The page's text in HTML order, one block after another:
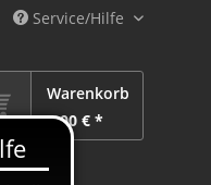
Service/Hilfe
Warenkorb
0,00 € *